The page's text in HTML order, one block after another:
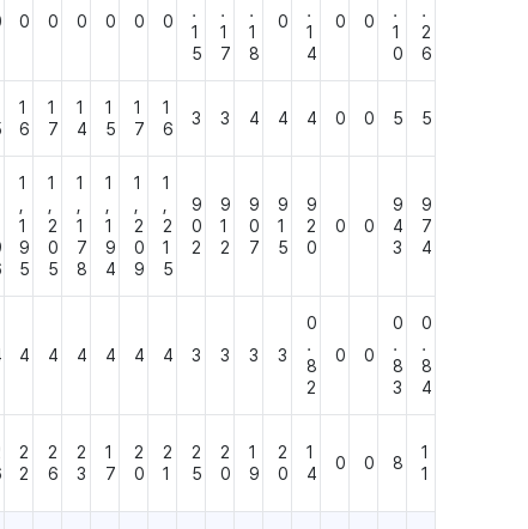
0 0 0 0 0 0
.
1
5
.
1
7
.
1
8
0
.
1
4
0 0
.
1
0
.
2
6
1
6
1
7
1
4
1
5
1
7
1
6
3 3 4 4 4 0 0 5 5
1
1
9
5
1
2
0
5
1
1
7
8
1
1
9
4
1
2
0
9
1
2
1
5
9
0
2
9
1
2
9
0
7
9
1
5
9
2
0
0 0
9
4
3
9
7
4
4 4 4 4 4 4 3 3 3 3
0
.
8
2
0 0
0
.
8
3
0
.
8
4
2
2
2
6
2
3
1
7
2
0
2
1
2
5
2
0
1
9
2
0
1
4
0 0 8
1
1